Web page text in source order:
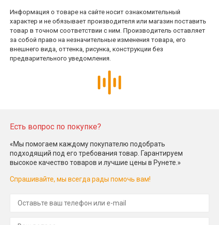
Информация о товаре на сайте носит ознакомительный
характер и не обязывает производителя или магазин поставить
товар в точном соответствии с ним. Производитель оставляет
за собой право на незначительные изменения товара, его
внешнего вида, оттенка, рисунка, конструкции без
предварительного уведомления.
Есть вопрос по покупке?
«Мы помогаем каждому покупателю подобрать
подходящий под его требования товар. Гарантируем
высокое качество товаров и лучшие цены в Рунете.»
Спрашивайте, мы всегда рады помочь вам!